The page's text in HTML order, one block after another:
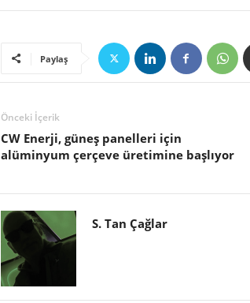
Paylaş
Önceki İçerik
CW Enerji, güneş panelleri için
alüminyum çerçeve üretimine başlıyor
S. Tan Çağlar